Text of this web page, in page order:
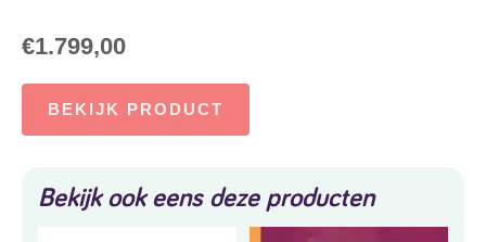
€1.799,00
BEKIJK PRODUCT
Bekijk ook eens deze producten